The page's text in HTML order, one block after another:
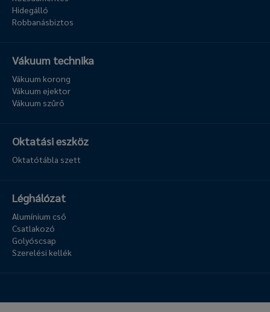
Hidegálló
Robbanásbiztos
Vákuum technika
Vákuum korong
Vákuum ejektor
Vákuum szűrő
Oktatási eszköz
Oktatótábla szett
Léghálózat
Alumínium cső
Csatlakozó
Golyóscsap
Szerelési kellék